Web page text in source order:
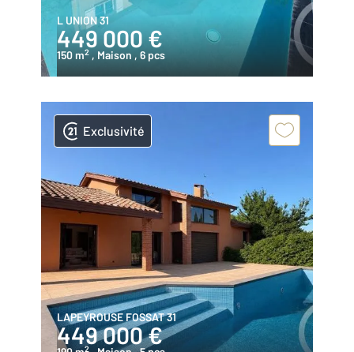
L UNION 31
449 000 €
150 m2 , Maison , 6 pcs
Exclusivité
LAPEYROUSE FOSSAT 31
449 000 €
2